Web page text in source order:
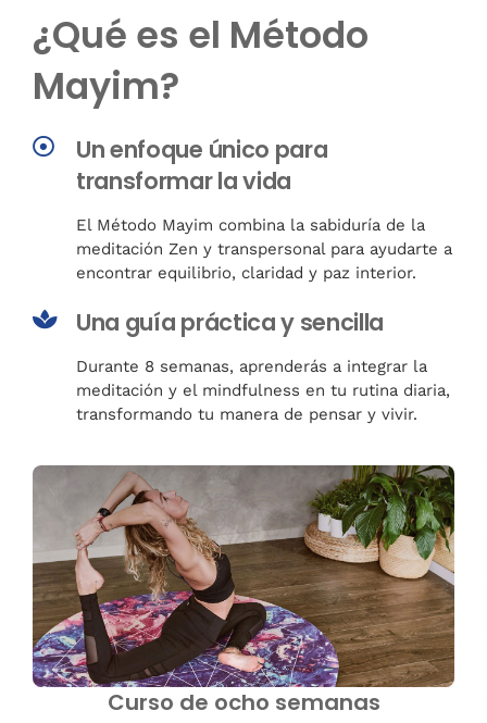
¿Qué es el Método
Mayim?
Un enfoque único para
transformar la vida
El Método Mayim combina la sabiduría de la
meditación Zen y transpersonal para ayudarte a
encontrar equilibrio, claridad y paz interior.
Una guía práctica y sencilla
Durante 8 semanas, aprenderás a integrar la
meditación y el mindfulness en tu rutina diaria,
transformando tu manera de pensar y vivir.
Curso de ocho semanas